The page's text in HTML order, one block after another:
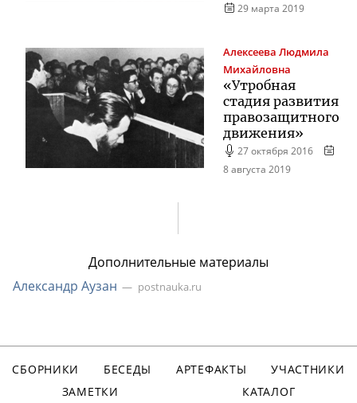
29 марта 2019
Алексеева Людмила
Михайловна
«Утробная
стадия развития
правозащитного
движения»
27 октября 2016
8 августа 2019
Дополнительные материалы
Александр Аузан
postnauka.ru
СБОРНИКИ БЕСЕДЫ АРТЕФАКТЫ
УЧАСТНИКИ
ЗАМЕТКИ
КАТАЛОГ